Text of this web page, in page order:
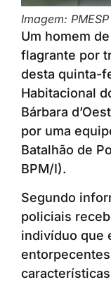
Imagem: PMESP
Um homem
flagrante por
desta quinta-
Habitacional
Bárbara
por uma
Batalhão de
BPM/I).
Segundo
policiais
indivíduo que